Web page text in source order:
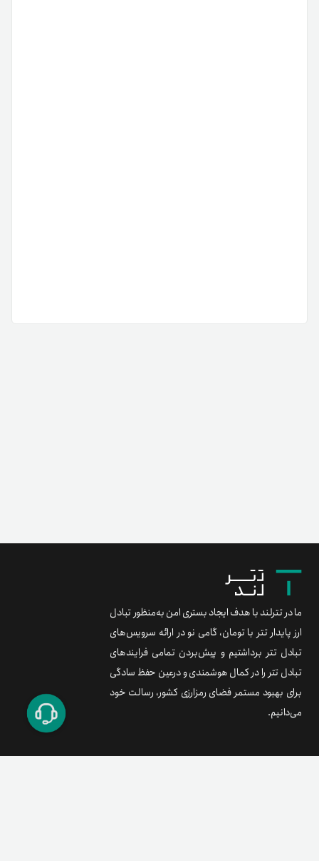
ما در تترلند با هدف ایجاد بستری امن به‌منظور تبادل
ارز پایدار تتر با تومان، گامی نو در ارائه سرویس‌های
تبادل تتر برداشتیم و پیش‌بردن تمامی فرایندهای
تبادل تتر را در کمال هوشمندی و درعین حفظ سادگی
برای بهبود مستمر فضای رمزارزی کشور، رسالت خود
می‌دانیم.